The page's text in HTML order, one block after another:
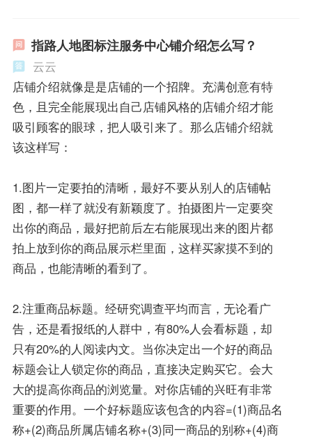
指路人地图标注服务中心铺介绍怎么写？
云云
店铺介绍就像是是店铺的一个招牌。充满创意有特
色，且完全能展现出自己店铺风格的店铺介绍才能
吸引顾客的眼球，把人吸引来了。那么店铺介绍就
该这样写：
1.图片一定要拍的清晰，最好不要从别人的店铺帖
图，都一样了就没有新颖度了。拍摄图片一定要突
出你的商品，最好把前后左右能展现出来的图片都
拍上放到你的商品展示栏里面，这样买家摸不到的
商品，也能清晰的看到了。
2.注重商品标题。经研究调查平均而言，无论看广
告，还是看报纸的人群中，有80%人会看标题，却
只有20%的人阅读内文。当你决定出一个好的商品
标题会让人锁定你的商品，直接决定购买它。会大
大的提高你商品的浏览量。对你店铺的兴旺有非常
重要的作用。一个好标题应该包含的内容=(1)商品名
称+(2)商品所属店铺名称+(3)同一商品的别称+(4)商